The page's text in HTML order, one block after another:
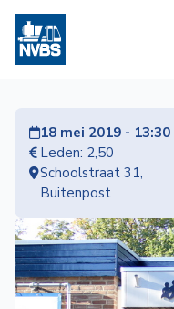
Op de Rails
NVBS Actueel
Afdelingen
Excursies
Actueel
18 mei 2019 -
Leden: 2,50
Schoolstraat 31,
Buitenpost